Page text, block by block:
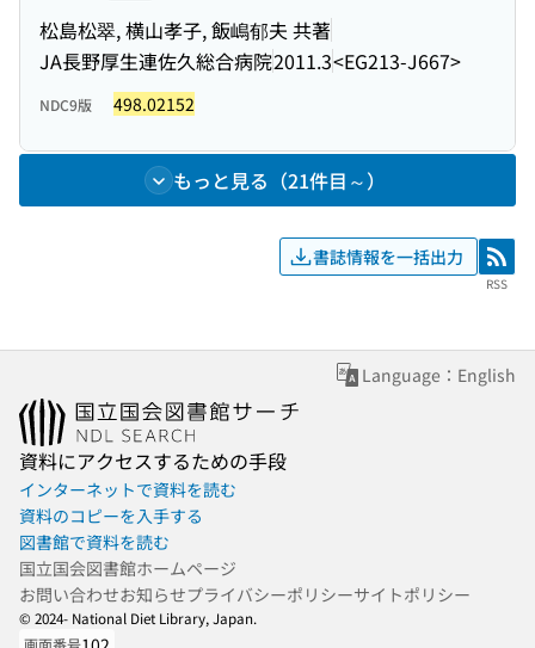
松島松翠, 横山孝子, 飯嶋郁夫 共著
JA長野厚生連佐久総合病院2011.3<EG213-J667>
NDC9版 498.02152
もっと見る（21件目～）
書誌情報を一括出力 RSS
RSS
Language：English
資料にアクセスするための手段
インターネットで資料を読む
資料のコピーを入手する
図書館で資料を読む
国立国会図書館ホームページ
お問い合わせお知らせプライバシーポリシーサイトポリシー
© 2024- National Diet Library, Japan.
画面番号